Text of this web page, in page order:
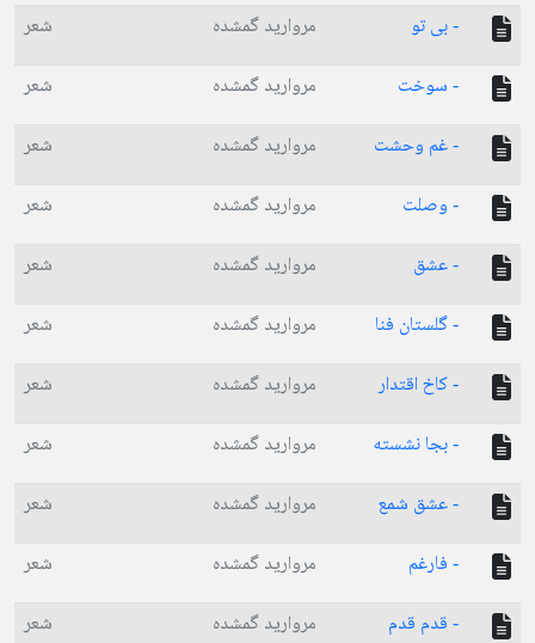
- بی تو مروارید گمشده
شعر
- سوخت
مروارید گمشده
شعر
- غم وحشت
مروارید گمشده
شعر
- وصلت
مروارید گمشده
شعر
- عشق
مروارید گمشده
شعر
- گلستان فنا
مروارید گمشده
شعر
- کاخ اقتدار
مروارید گمشده
شعر
- بجا نشسته
مروارید گمشده
شعر
- عشق شمع
مروارید گمشده
شعر
- فارغم
مروارید گمشده
شعر
- قدم قدم
مروارید گمشده
شعر